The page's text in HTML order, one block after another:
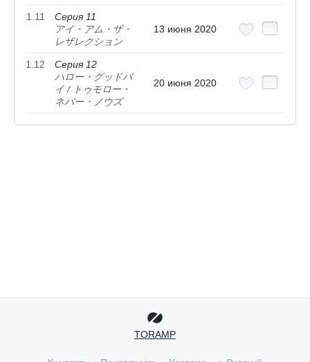
1.11
Серия 11
アイ・アム・ザ・
レザレクション
13 июня 2020
1.12
Серия 12
ハロー・グッドバ
イ / トゥモロー・
ネバー・ノウズ
20 июня 2020
TORAMP